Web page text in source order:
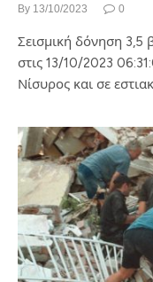
By 13/10/2023 0
Σεισμική δόνηση 3,5
στις 13/10/2023
Νίσυρος και σε